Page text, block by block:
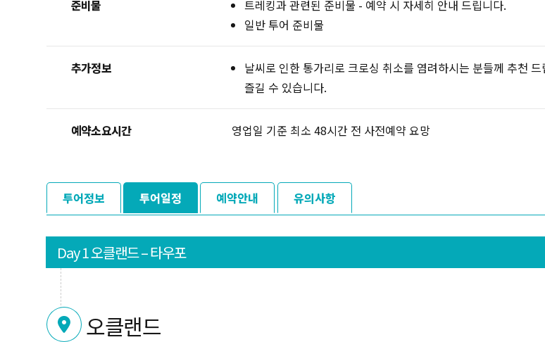
준비물
트레킹과 관련된 준비물 - 예약 시 자세히 안내 드립니다.
일반 투어 준비물
추가정보
날씨로 인한 통가리로 크로싱 취소를 염려하시는 분들께 추천
즐길 수 있습니다.
예약소요시간 영업일 기준 최소 48시간 전 사전예약 요망
투어정보 투어일정 예약안내 유의사항
Day 1 오클랜드 – 타우포
오클랜드